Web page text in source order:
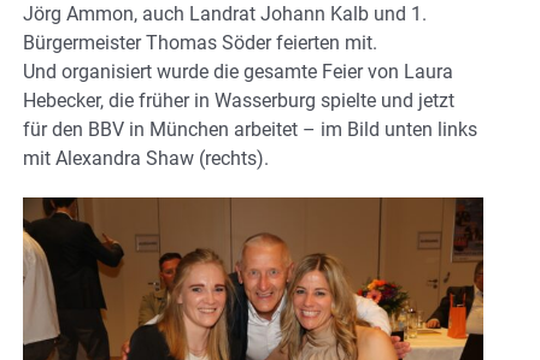
Jörg Ammon, auch Landrat Johann Kalb und 1.
Bürgermeister Thomas Söder feierten mit.
Und organisiert wurde die gesamte Feier von Laura
Hebecker, die früher in Wasserburg spielte und jetzt
für den BBV in München arbeitet – im Bild unten links
mit Alexandra Shaw (rechts).